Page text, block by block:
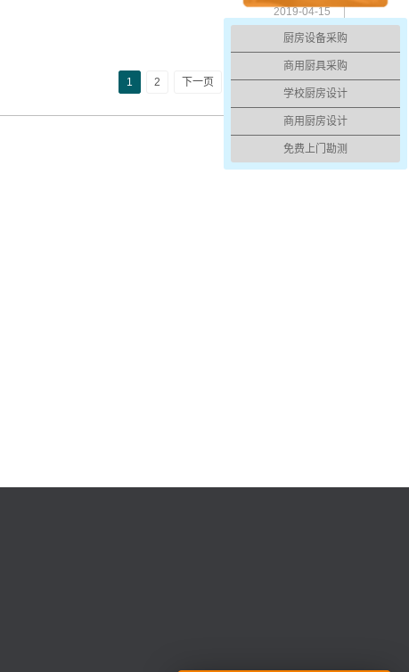
2019-04-15
2019-04-15
1 2 下一页 尾页
厨房设备采购
商用厨具采购
学校厨房设计
商用厨房设计
免费上门勘测